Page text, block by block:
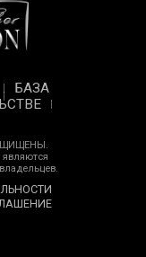
БАЗА